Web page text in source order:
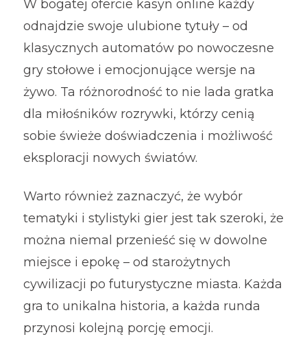
W bogatej ofercie kasyn online każdy
odnajdzie swoje ulubione tytuły – od
klasycznych automatów po nowoczesne
gry stołowe i emocjonujące wersje na
żywo. Ta różnorodność to nie lada gratka
dla miłośników rozrywki, którzy cenią
sobie świeże doświadczenia i możliwość
eksploracji nowych światów.
Warto również zaznaczyć, że wybór
tematyki i stylistyki gier jest tak szeroki, że
można niemal przenieść się w dowolne
miejsce i epokę – od starożytnych
cywilizacji po futurystyczne miasta. Każda
gra to unikalna historia, a każda runda
przynosi kolejną porcję emocji.